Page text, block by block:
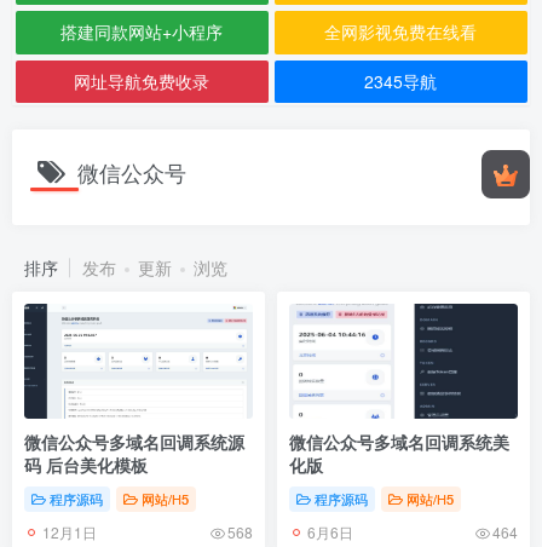
搭建同款网站+小程序 全网影视免费在线看
网址导航免费收录 2345导航
微信公众号
排序 发布 更新 浏览
微信公众号多域名回调系统源
码 后台美化模板
程序源码 网站/H5
12月1日 568
微信公众号多域名回调系统美
化版
程序源码 网站/H5
6月6日 464